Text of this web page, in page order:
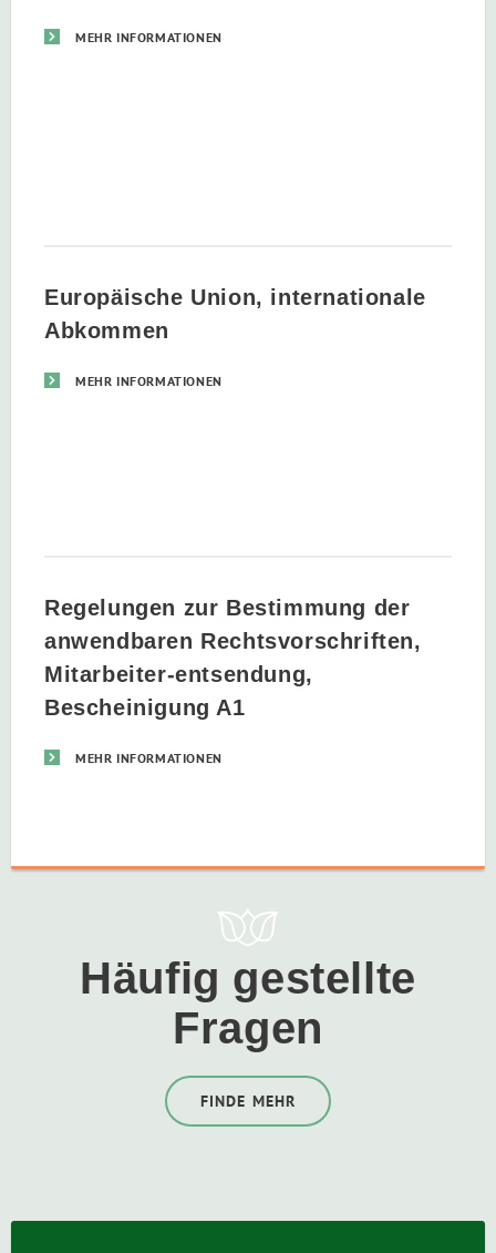
MEHR INFORMATIONEN
Europäische Union, internationale
Abkommen
MEHR INFORMATIONEN
Regelungen zur Bestimmung der
anwendbaren Rechtsvorschriften,
Mitarbeiter-entsendung,
Bescheinigung A1
MEHR INFORMATIONEN
Häufig gestellte
Fragen
FINDE MEHR